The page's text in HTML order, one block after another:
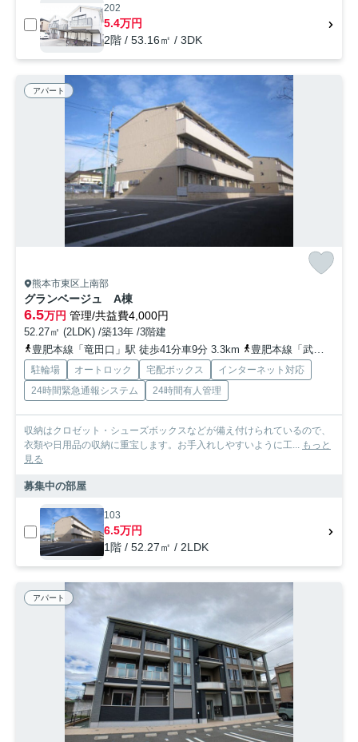
202
5.4万円
2階 / 53.16㎡ / 3DK
アパート
熊本市東区上南部
グランベージュ A棟
6.5万円 管理/共益費4,000円
52.27㎡ (2LDK) /築13年 /3階建
豊肥本線「竜田口」駅 徒歩41分車9分 3.3km
豊肥本線「武蔵塚」駅 徒歩42分
駐輪場 オートロック 宅配ボックス
インターネット対応
24時間緊急通報システム
24時間有人管理
収納はクロゼット・シューズボックスなどが備え付けられているので、
衣類や日用品の収納に重宝します。お手入れしやすいように工... もっと
見る
募集中の部屋
103
6.5万円
1階 / 52.27㎡ / 2LDK
アパート